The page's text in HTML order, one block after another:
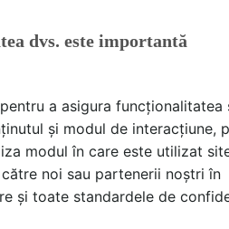
peste 8.000 de device-
tactile Livolo wireless.
dvs. este importantă
a asigura funcționalitatea
și modul de interacțiune,
modul în care este utilizat
noi sau partenerii noștri în
și toate standardele de